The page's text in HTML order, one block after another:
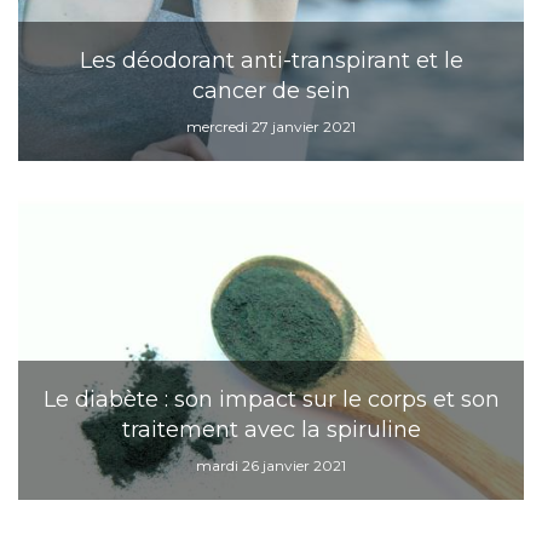
Les déodorant anti-transpirant et le
cancer de sein
mercredi 27 janvier 2021
Le diabète : son impact sur le corps et son
traitement avec la spiruline
mardi 26 janvier 2021